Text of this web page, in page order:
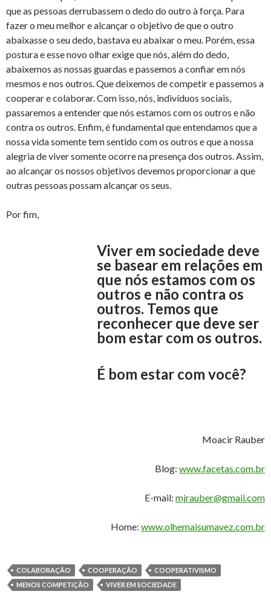
que as pessoas derrubassem o dedo do outro à força. Para
fazer o meu melhor e alcançar o objetivo de que o outro
abaixasse o seu dedo, bastava eu abaixar o meu. Porém, essa
postura e esse novo olhar exige que nós, além do dedo,
abaixemos as nossas guardas e passemos a confiar em nós
mesmos e nos outros. Que deixemos de competir e passemos a
cooperar e colaborar. Com isso, nós, indivíduos sociais,
passaremos a entender que nós estamos com os outros e não
contra os outros. Enfim, é fundamental que entendamos que a
nossa vida somente tem sentido com os outros e que a nossa
alegria de viver somente ocorre na presença dos outros. Assim,
ao alcançar os nossos objetivos devemos proporcionar a que
outras pessoas possam alcançar os seus.
Por fim,
Viver em sociedade deve
se basear em relações em
que nós estamos com os
outros e não contra os
outros. Temos que
reconhecer que deve ser
bom estar com os outros.
É bom estar com você?
Moacir Rauber
Blog: www.facetas.com.br
E-mail: mjrauber@gmail.com
Home: www.olhemaisumavez.com.br
COLABORAÇÃO COOPERAÇÃO
COOPERATIVISMO
MENOS COMPETIÇÃO
VIVER EM SOCIEDADE